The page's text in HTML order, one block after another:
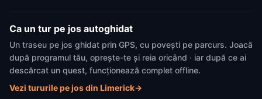
Ca un tur pe jos autoghidat
Un traseu pe jos ghidat prin GPS, cu povești pe parcurs. Joacă
după programul tău, oprește-te și reia oricând · iar după ce ai
descărcat un quest, funcționează complet offline.
Vezi tururile pe jos din Limerick→